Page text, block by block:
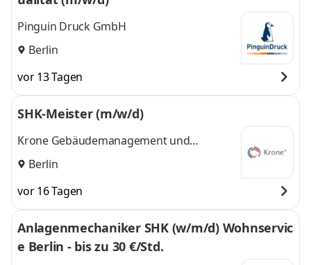
Pinguin Druck GmbH
Berlin
vor 13 Tagen
SHK-Meister (m/w/d)
Krone Gebäudemanagement und
Technologie GmbH
Berlin
vor 16 Tagen
Anlagenmechaniker SHK (w/m/d) Wohnservic
e Berlin - bis zu 30 €/Std.